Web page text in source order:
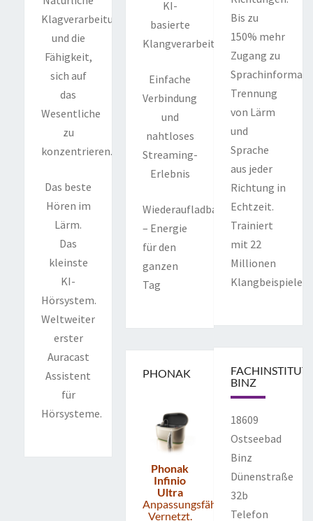
Klagverarbeitung
und die
Fähigkeit,
sich auf
das
Wesentliche
zu
konzentrieren.
Das beste
Hören im
Lärm.
Das
kleinste
KI-
Hörsystem.
Weltweiter
erster
Auracast
Assistent
für
Hörsysteme.
KI-
basierte
Klangverarbeitung
Einfache
Verbindung
und
nahtloses
Streaming-
Erlebnis
Wiederaufladbar
– Energie
für den
ganzen
Tag
PHONAK
Phonak
Infinio
Ultra
Anpassungsfähig.
Vernetzt.
Bis zu
150% mehr
Zugang zu
Trennung
von Lärm
und
Sprache
aus jeder
Richtung in
Echtzeit.
Trainiert
mit 22
Millionen
Klangbeispielen.
FACHINSTITUT
BINZ
18609
Ostseebad
Binz
Dünenstraße
32b
Telefon